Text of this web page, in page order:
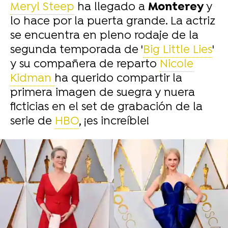
Meryl Steep ha llegado a Montereyy
lo hace por la puerta grande. La actriz
se encuentra en pleno rodaje de la
segunda temporada de 'Big Little Lies'
y su compañera de reparto Nicole
Kidman ha querido compartir la
primera imagen de suegra y nuera
ficticias en el set de grabación de la
serie de HBO, ¡es increíble!
-